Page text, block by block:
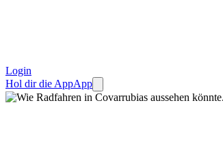
Login
Hol dir die AppApp